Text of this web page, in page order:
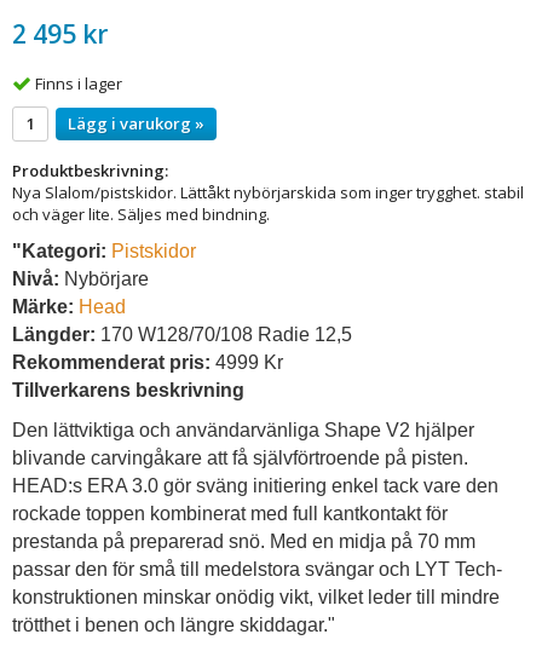
2 495 kr
Finns i lager
Lägg i varukorg »
Produktbeskrivning:
Nya Slalom/pistskidor. Lättåkt nybörjarskida som inger trygghet. stabil
och väger lite. Säljes med bindning.
"Kategori: Pistskidor
Nivå: Nybörjare
Märke: Head
Längder: 170 W128/70/108 Radie 12,5
Rekommenderat pris: 4999 Kr
Tillverkarens beskrivning
Den lättviktiga och användarvänliga Shape V2 hjälper
blivande carvingåkare att få självförtroende på pisten.
HEAD:s ERA 3.0 gör sväng initiering enkel tack vare den
rockade toppen kombinerat med full kantkontakt för
prestanda på preparerad snö. Med en midja på 70 mm
passar den för små till medelstora svängar och LYT Tech-
konstruktionen minskar onödig vikt, vilket leder till mindre
trötthet i benen och längre skiddagar."